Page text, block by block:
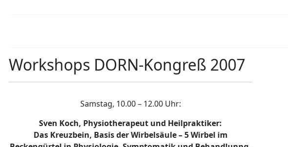
Workshops DORN-Kongreß 2007
Samstag, 10.00 – 12.00 Uhr:
Sven Koch, Physiotherapeut und Heilpraktiker:
Das Kreuzbein, Basis der Wirbelsäule – 5 Wirbel im